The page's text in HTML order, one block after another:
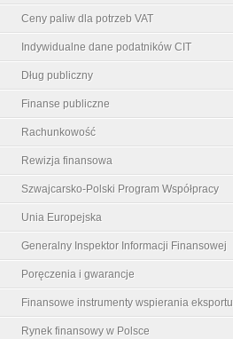
Ceny paliw dla potrzeb VAT
Indywidualne dane podatników CIT
Dług publiczny
Finanse publiczne
Rachunkowość
Rewizja finansowa
Szwajcarsko-Polski Program Współpracy
Unia Europejska
Generalny Inspektor Informacji Finansowej
Poręczenia i gwarancje
Finansowe instrumenty wspierania eksportu
Rynek finansowy w Polsce